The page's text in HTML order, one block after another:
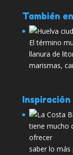
También
El término
llanura de
marismas,
saber lo más